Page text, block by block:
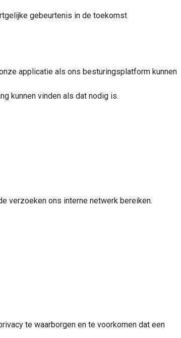
gebeurtenis in de toekomst
applicatie als ons besturingsplatform kunnen
kunnen vinden als dat nodig is.
verzoeken ons interne netwerk bereiken.
te waarborgen en te voorkomen dat een